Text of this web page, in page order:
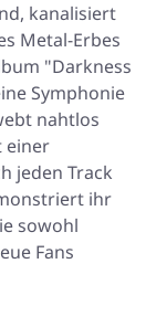
kanalisiert
Metal-Erbes
"Darkness
Symphonie
nahtlos
einer
jeden Track
ihr
sowohl
Fans